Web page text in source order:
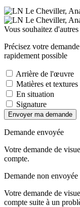
Vous souhaitez
Précisez votre
rapidement possible
Arrière de l'œuvre
Matières et textures
En situation
Signature
Envoyer ma demande
Demande envoyée
Votre demande de
compte.
Demande non envoyée
Votre demande de
compte suite à un